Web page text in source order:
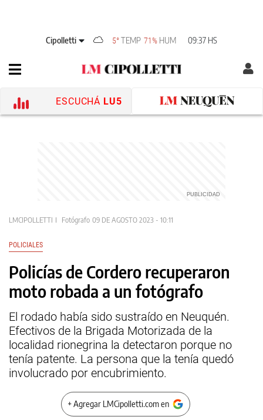
Cipolletti 5° TEMP 71% HUM 09:37 HS
ESCUCHÁ LU5
LMCIPOLLETTI Fotógrafo 09 DE AGOSTO 2023 - 10:11
POLICIALES
Policías de Cordero recuperaron
moto robada a un fotógrafo
El rodado había sido sustraído en Neuquén.
Efectivos de la Brigada Motorizada de la
localidad rionegrina la detectaron porque no
tenía patente. La persona que la tenía quedó
involucrado por encubrimiento.
+ Agregar LMCipolletti.com en